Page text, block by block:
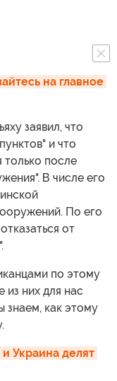
на главное
заявил, что
и что
только после
В числе его
По его
от
по этому
из них для нас
знаем, как этому
Украина делят